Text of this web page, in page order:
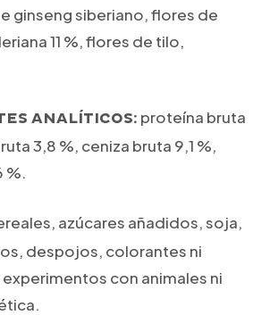
ginseng siberiano, flores de
11 %, flores de tilo,
ANALÍTICOS: proteína bruta
3,8 %, ceniza bruta 9,1 %,
%.
azúcares añadidos, soja,
despojos, colorantes ni
con animales ni